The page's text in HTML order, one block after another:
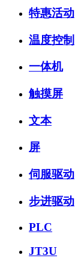
特惠活动
温度控制
一体机
触摸屏
文本
屏
伺服驱动
步进驱动
PLC
JT3U